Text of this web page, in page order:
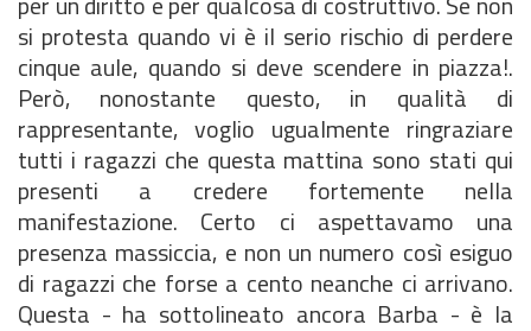
si protesta quando vi è il serio rischio di perdere
cinque aule, quando si deve scendere in piazza!.
Però, nonostante questo, in qualità di
rappresentante, voglio ugualmente ringraziare
tutti i ragazzi che questa mattina sono stati qui
presenti a credere fortemente nella
manifestazione. Certo ci aspettavamo una
presenza massiccia, e non un numero così esiguo
di ragazzi che forse a cento neanche ci arrivano.
Questa - ha sottolineato ancora Barba - è la